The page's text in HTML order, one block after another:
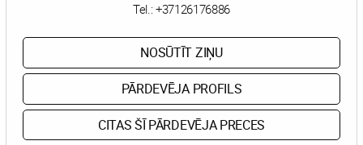
Tel.: +37126176886
NOSŪTĪT ZIŅU
PĀRDEVĒJA PROFILS
CITAS ŠĪ PĀRDEVĒJA PRECES